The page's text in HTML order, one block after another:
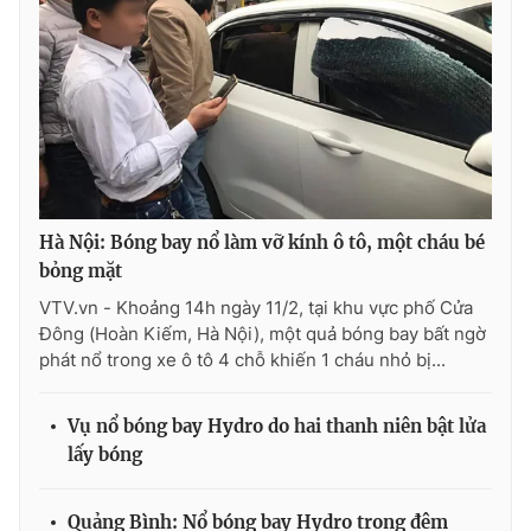
THỜI BÁO VTV
Theo dõi báo trên
Cơ quan chủ quản:
Đài Truyền hình Việt Nam
Cơ quan báo chí:Thời báo VTV
Giấy phép hoạt động báo in và báo điện tử số 483/GP-BTTTT
Tổng Biên tập:Vũ Thanh Thủy
Phó Tổng Biên tập:
Tổng đài VTV:024.38 355 931 - 024.38 355 932
Hà Nội: Bóng bay nổ làm vỡ kính ô tô, một cháu bé
bỏng mặt
VTV.vn - Khoảng 14h ngày 11/2, tại khu vực phố Cửa
Đông (Hoàn Kiếm, Hà Nội), một quả bóng bay bất ngờ
phát nổ trong xe ô tô 4 chỗ khiến 1 cháu nhỏ bị...
Vụ nổ bóng bay Hydro do hai thanh niên bật lửa
lấy bóng
Quảng Bình: Nổ bóng bay Hydro trong đêm